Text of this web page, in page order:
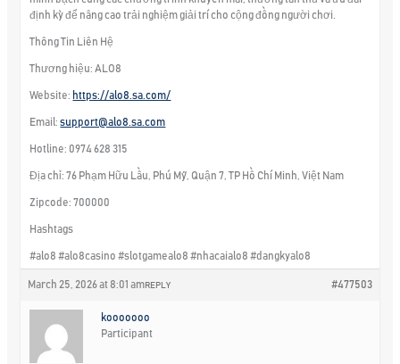
định kỳ để nâng cao trải nghiệm giải trí cho cộng đồng người chơi.
Thông Tin Liên Hệ
Thương hiệu: ALO8
Website: https://alo8.sa.com/
Email:support@alo8.sa.com
Hotline: 0974 628 315
Địa chỉ: 76 Phạm Hữu Lầu, Phú Mỹ, Quận 7, TP Hồ Chí Minh, Việt Nam
Zipcode: 700000
Hashtags
#alo8 #alo8casino #slotgamealo8 #nhacaialo8 #dangkyalo8
March 25, 2026 at 8:01 am #477503
REPLY
kooooooo
Participant